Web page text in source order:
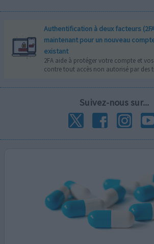
Authentification à deux facteurs
maintenant pour un nouveau
existant
2FA aide à protéger votre compte et
contre tout accès non autorisé par des
Suivez-nous sur...